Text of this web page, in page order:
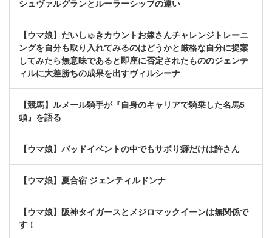
シュヴァルグランとルーラーシップの違い
【ウマ娘】だいしゅきカウントお嫁さんチャレンジトレーニ
ングを自分も取り入れてみるのはどうかと厳格な自分に提案
してみたら無意味であると即座に否定されたもののジェンテ
ィルに大差勝ちの成果を出すヴィルシーナ
【競馬】ルメール騎手が『自身のキャリアで騎乗した名馬5
頭』を語る
【ウマ娘】バッドイベントの中でもサボり癖だけは許さん
【ウマ娘】夏合宿 ジェンティルドンナ
【ウマ娘】阪神タイガースとメジロマックイーンは無関係で
す！